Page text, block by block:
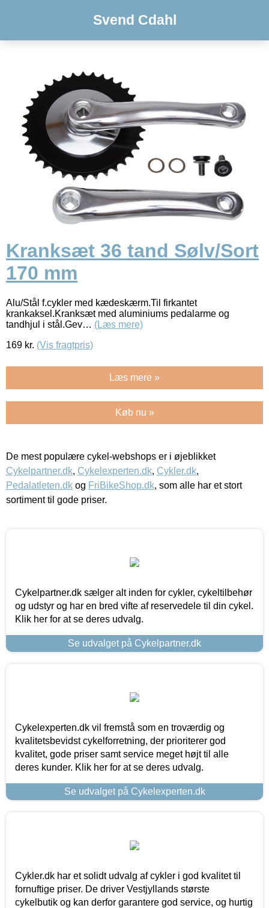
Svend Cdahl
Kranksæt 36 tand Sølv/Sort
170 mm
Alu/Stål f.cykler med kædeskærm.Til firkantet
krankaksel.Kranksæt med aluminiums pedalarme og
tandhjul i stål.Gev… (Læs mere)
169 kr. (Vis fragtpris)
Læs mere »
Køb nu »
De mest populære cykel-webshops er i øjeblikket
Cykelpartner.dk, Cykelexperten.dk, Cykler.dk,
Pedalatleten.dk og FriBikeShop.dk, som alle har et stort
sortiment til gode priser.
Cykelpartner.dk sælger alt inden for cykler, cykeltilbehør
og udstyr og har en bred vifte af reservedele til din cykel.
Klik her for at se deres udvalg.
Se udvalget på Cykelpartner.dk
Cykelexperten.dk vil fremstå som en troværdig og
kvalitetsbevidst cykelforretning, der prioriterer god
kvalitet, gode priser samt service meget højt til alle
deres kunder. Klik her for at se deres udvalg.
Se udvalget på Cykelexperten.dk
Cykler.dk har et solidt udvalg af cykler i god kvalitet til
fornuftige priser. De driver Vestjyllands største
cykelbutik og kan derfor garantere god service, og hurtig